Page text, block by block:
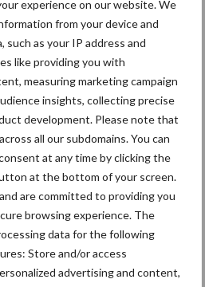
experience on our website. We
from your device and
such as your IP address and
like providing you with
measuring marketing campaign
insights, collecting precise
development. Please note that
all our subdomains. You can
at any time by clicking the
at the bottom of your screen.
are committed to providing you
browsing experience. The
data for the following
Store and/or access
advertising and content,
een vaak
risicofactor
ziet volume en
groeien in
Nederlandse